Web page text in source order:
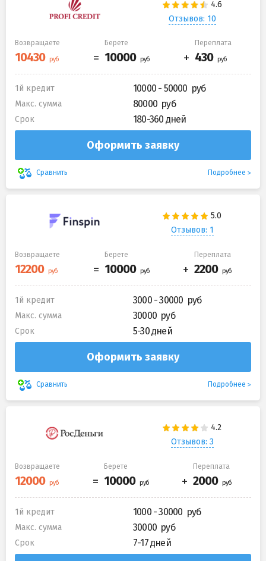
Отзывов: 10
Возвращаете Берете Переплата
1й кредит 10000 - 50000
Макс. сумма 80000
Срок 180-360 дней
Оформить заявку
Сравнить Подробнее
Отзывов: 1
Возвращаете Берете Переплата
1й кредит 3000 - 30000
Макс. сумма 30000
Срок 5-30 дней
Оформить заявку
Сравнить Подробнее
Отзывов: 3
Возвращаете Берете Переплата
1й кредит 1000 - 30000
Макс. сумма 30000
Срок 7-17 дней